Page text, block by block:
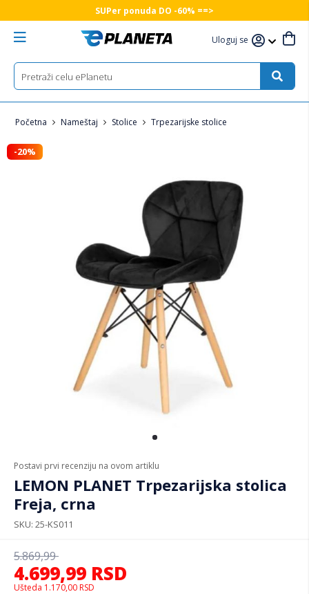
SUPer ponuda DO -60% ==>
Uloguj se
Početna Nameštaj Stolice Trpezarijske stolice
Postavi prvi recenziju na ovom artiklu
LEMON PLANET Trpezarijska stolica
Freja, crna
SKU 25-KS011
4.699,99 RSD
5.869,99
Ušteda 1.170,00 RSD
-20%